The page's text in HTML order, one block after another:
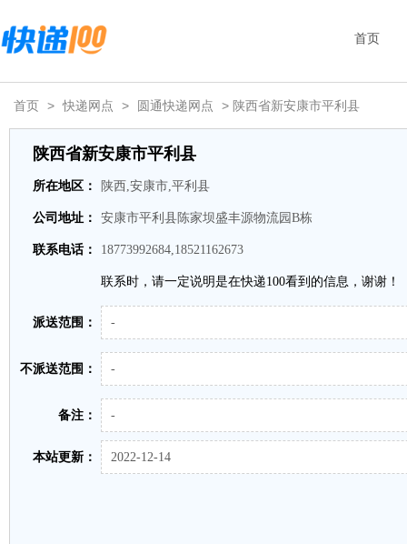
首页
首页 > 快递网点 > 圆通快递网点 > 陕西省新安康市平利县
陕西省新安康市平利县
所在地区： 陕西,安康市,平利县
公司地址： 安康市平利县陈家坝盛丰源物流园B栋
联系电话： 18773992684,18521162673
联系时，请一定说明是在快递100看到的信息，谢谢！
派送范围： -
不派送范围： -
备注： -
本站更新： 2022-12-14